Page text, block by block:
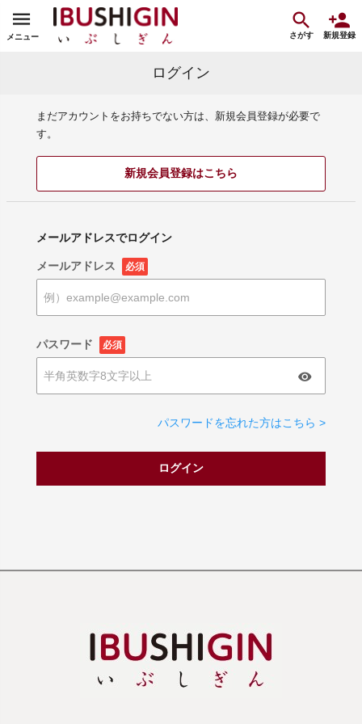
メニュー さがす 新規登録
ログイン
まだアカウントをお持ちでない方は、新規会員登録が必要で
す。
新規会員登録はこちら
メールアドレスでログイン
メールアドレス 必須
パスワード 必須
パスワードを忘れた方はこちら >
ログイン